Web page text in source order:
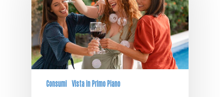
Consumi Vista in Primo Piano